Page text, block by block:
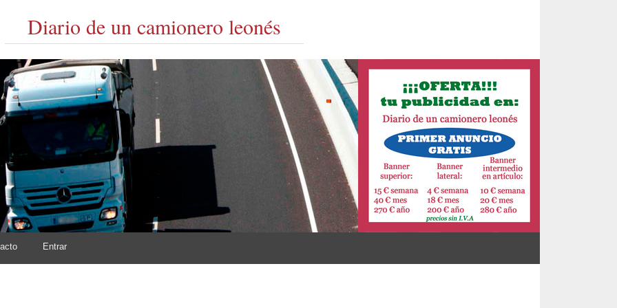
Diario de un camionero leonés
Entrar